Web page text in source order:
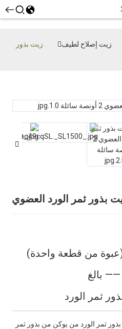
زيت إصلاح لطيف
زيت بذور
بذور ثمر الورد العضوي
—— بالغ
ثمر الورد
ثمر الورد من يوكن من بذور ثمر